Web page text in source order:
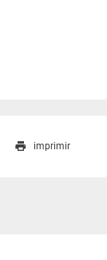
imprimir